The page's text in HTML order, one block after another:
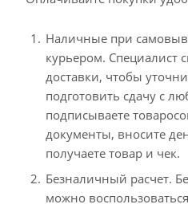
Наличные при
курьером. Специалист
доставки, чтобы
подготовить сдачу с
подписываете
документы, вносите
получаете товар и чек.
Безналичный расчет.
можно